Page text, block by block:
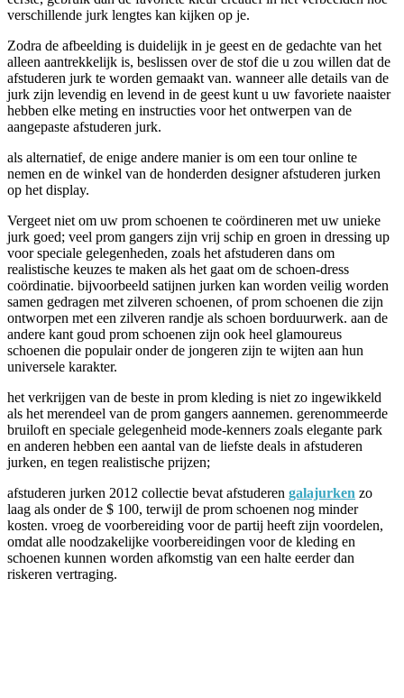
verschillende jurk lengtes kan kijken op je.
Zodra de afbeelding is duidelijk in je geest en de gedachte van het
alleen aantrekkelijk is, beslissen over de stof die u zou willen dat de
afstuderen jurk te worden gemaakt van. wanneer alle details van de
jurk zijn levendig en levend in de geest kunt u uw favoriete naaister
hebben elke meting en instructies voor het ontwerpen van de
aangepaste afstuderen jurk.
als alternatief, de enige andere manier is om een tour online te
nemen en de winkel van de honderden designer afstuderen jurken
op het display.
Vergeet niet om uw prom schoenen te coördineren met uw unieke
jurk goed; veel prom gangers zijn vrij schip en groen in dressing up
voor speciale gelegenheden, zoals het afstuderen dans om
realistische keuzes te maken als het gaat om de schoen-dress
coördinatie. bijvoorbeeld satijnen jurken kan worden veilig worden
samen gedragen met zilveren schoenen, of prom schoenen die zijn
ontworpen met een zilveren randje als schoen borduurwerk. aan de
andere kant goud prom schoenen zijn ook heel glamoureus
schoenen die populair onder de jongeren zijn te wijten aan hun
universele karakter.
het verkrijgen van de beste in prom kleding is niet zo ingewikkeld
als het merendeel van de prom gangers aannemen. gerenommeerde
bruiloft en speciale gelegenheid mode-kenners zoals elegante park
en anderen hebben een aantal van de liefste deals in afstuderen
jurken, en tegen realistische prijzen;
afstuderen jurken 2012 collectie bevat afstuderen galajurken zo
laag als onder de $ 100, terwijl de prom schoenen nog minder
kosten. vroeg de voorbereiding voor de partij heeft zijn voordelen,
omdat alle noodzakelijke voorbereidingen voor de kleding en
schoenen kunnen worden afkomstig van een halte eerder dan
riskeren vertraging.